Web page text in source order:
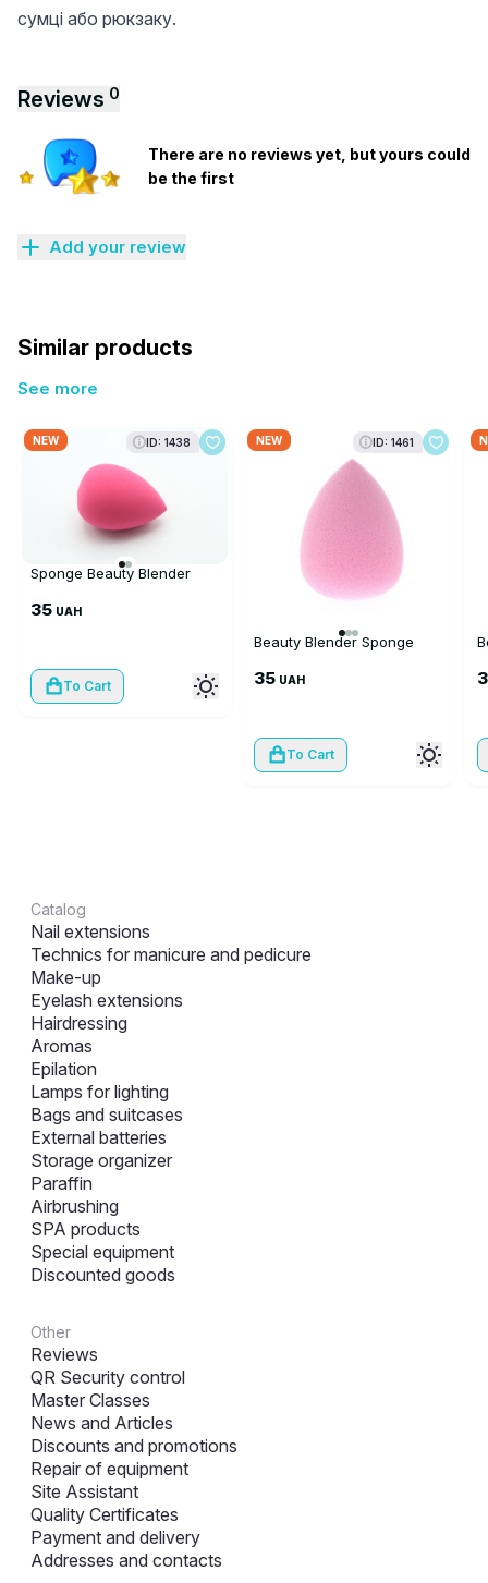
сумці або рюкзаку.
Reviews 0
There are no reviews yet, but yours could
be the first
Add your review
Similar products
See more
NEW ID: 1438
Sponge Beauty Blender
35 UAH
To Cart
NEW ID: 1461
Beauty Blender Sponge
35 UAH
To Cart
Catalog
Nail extensions
Technics for manicure and pedicure
Make-up
Eyelash extensions
Hairdressing
Aromas
Epilation
Lamps for lighting
Bags and suitcases
External batteries
Storage organizer
Paraffin
Airbrushing
SPA products
Special equipment
Discounted goods
Other
Reviews
QR Security control
Master Classes
News and Articles
Discounts and promotions
Repair of equipment
Site Assistant
Quality Certificates
Payment and delivery
Addresses and contacts